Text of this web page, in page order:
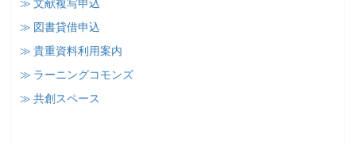
≫ 文献複写申込
≫ 図書貸借申込
≫ 貴重資料利用案内
≫ ラーニングコモンズ
≫ 共創スペース